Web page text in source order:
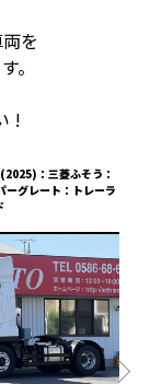
を
。
!
：三菱ふそう：
ーグレート：トレーラ